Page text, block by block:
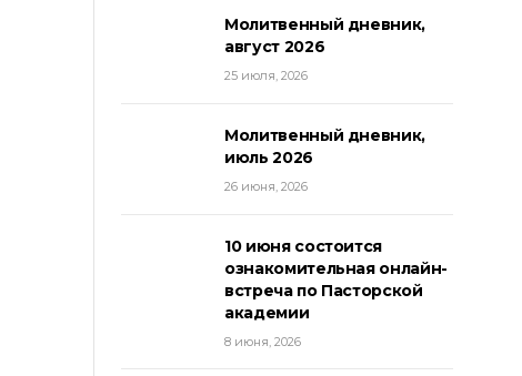
Молитвенный дневник,
август 2026
25 июля, 2026
Молитвенный дневник,
июль 2026
26 июня, 2026
10 июня состоится
ознакомительная онлайн-
встреча по Пасторской
академии
8 июня, 2026